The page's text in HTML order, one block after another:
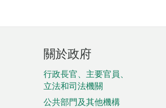
頁
腳
菜
單
關於政府
行政長官、主要官員、
立法和司法機關
公共部門及其他機構